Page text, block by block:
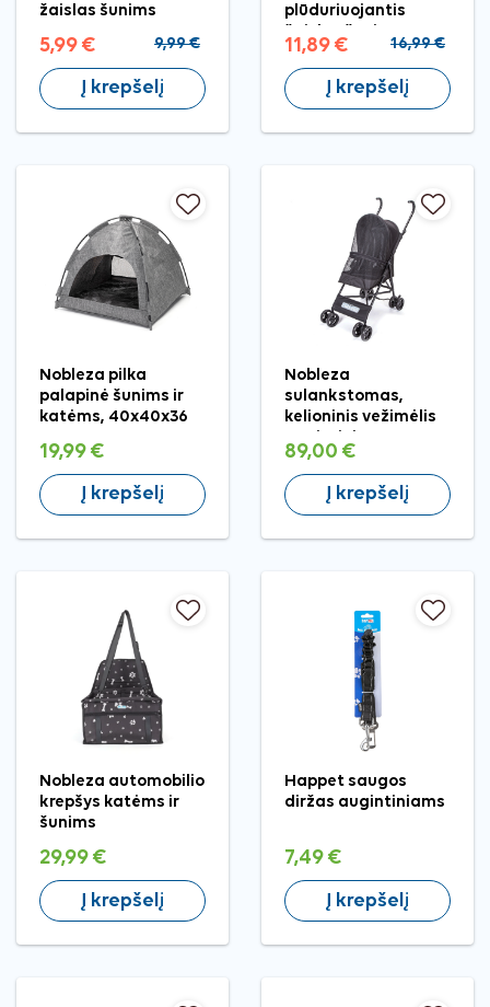
žaislas šunims
5,99 € 9,99 €
Į krepšelį
plūduriuojantis
žaislas šunims
11,89 € 16,99 €
Į krepšelį
Nobleza pilka
palapinė šunims ir
katėms, 40x40x36
19,99 €
Į krepšelį
Nobleza
sulankstomas,
kelioninis vežimėlis
65x42x94 cm
89,00 €
Į krepšelį
Nobleza automobilio
krepšys katėms ir
šunims
29,99 €
Į krepšelį
Happet saugos
diržas augintiniams
7,49 €
Į krepšelį